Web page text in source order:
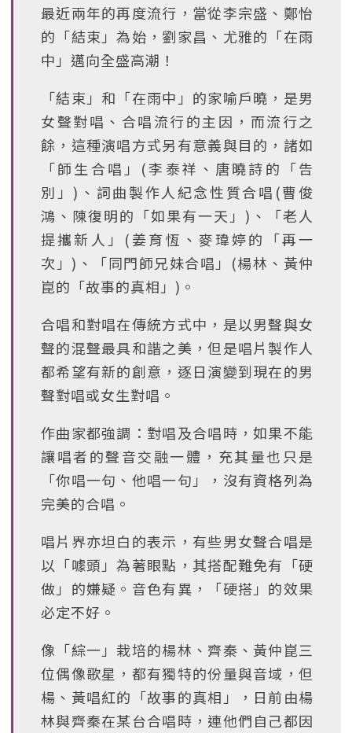
最近兩年的再度流行，當從李宗盛、鄭怡
的「結束」為始，劉家昌、尤雅的「在雨
中」邁向全盛高潮！
「結束」和「在雨中」的家喻戶曉，是男
女聲對唱、合唱流行的主因，而流行之
餘，這種演唱方式另有意義與目的，諸如
「師生合唱」(李泰祥、唐曉詩的「告
別」)、詞曲製作人紀念性質合唱(曹俊
鴻、陳復明的「如果有一天」)、「老人
提攜新人」(姜育恆、麥瑋婷的「再一
次」)、「同門師兄妹合唱」(楊林、黃仲
崑的「故事的真相」)。
合唱和對唱在傳統方式中，是以男聲與女
聲的混聲最具和諧之美，但是唱片製作人
都希望有新的創意，逐日演變到現在的男
聲對唱或女生對唱。
作曲家都強調：對唱及合唱時，如果不能
讓唱者的聲音交融一體，充其量也只是
「你唱一句、他唱一句」，沒有資格列為
完美的合唱。
唱片界亦坦白的表示，有些男女聲合唱是
以「噱頭」為著眼點，其搭配難免有「硬
做」的嫌疑。音色有異，「硬搭」的效果
必定不好。
像「綜一」栽培的楊林、齊秦、黃仲崑三
位偶像歌星，都有獨特的份量與音域，但
楊、黃唱紅的「故事的真相」，日前由楊
林與齊秦在某台合唱時，連他們自己都因